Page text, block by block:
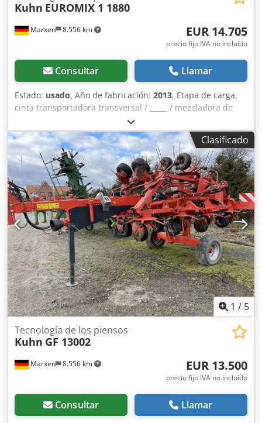
Marxen 8.556 km
Kuhn EUROMIX 1 1880
EUR 14.705
precio fijo IVA no incluído
Consultar Llamar
Estado: usado, Año de fabricación: 2013, Etapa de carga,
cinta transportadora transversal / _____ / mezcladora de
doble sinfín / soporte hidráulico / cinta de descarga
trasera / Csdpfsqrrtpex Ac Toha
Clasificado
1 / 5
Marxen 8.556 km
Tecnología de los piensos
Kuhn GF 13002
EUR 13.500
precio fijo IVA no incluído
Consultar Llamar